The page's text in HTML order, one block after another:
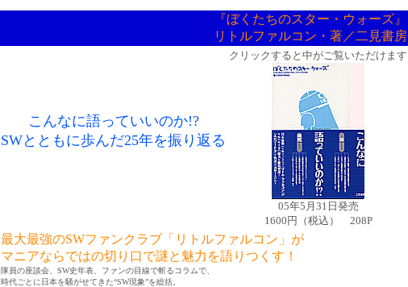
『ぼくたちのスター・ウォーズ』
リトルファルコン・著／二見書房
こんなに語っていいのか!?
SWとともに歩んだ25年を振り返る
クリックすると中がご覧いただけます
05年5月31日発売
1600円（税込） 208P
最大最強のSWファンクラブ「リトルファルコン」が
マニアならではの切り口で謎と魅力を語りつくす！
隊員の座談会、SW史年表、ファンの目線で斬るコラムで、
時代ごとに日本を騒がせてきた“SW現象”を総括。